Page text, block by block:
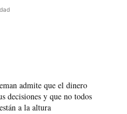
admite que el dinero
decisiones y que no todos
a la altura